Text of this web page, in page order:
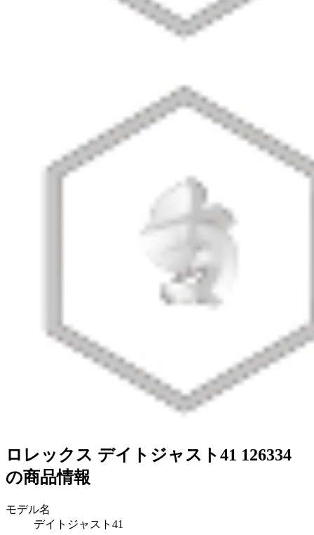
ロレックス デイトジャスト41 126334
の商品情報
モデル名
デイトジャスト41